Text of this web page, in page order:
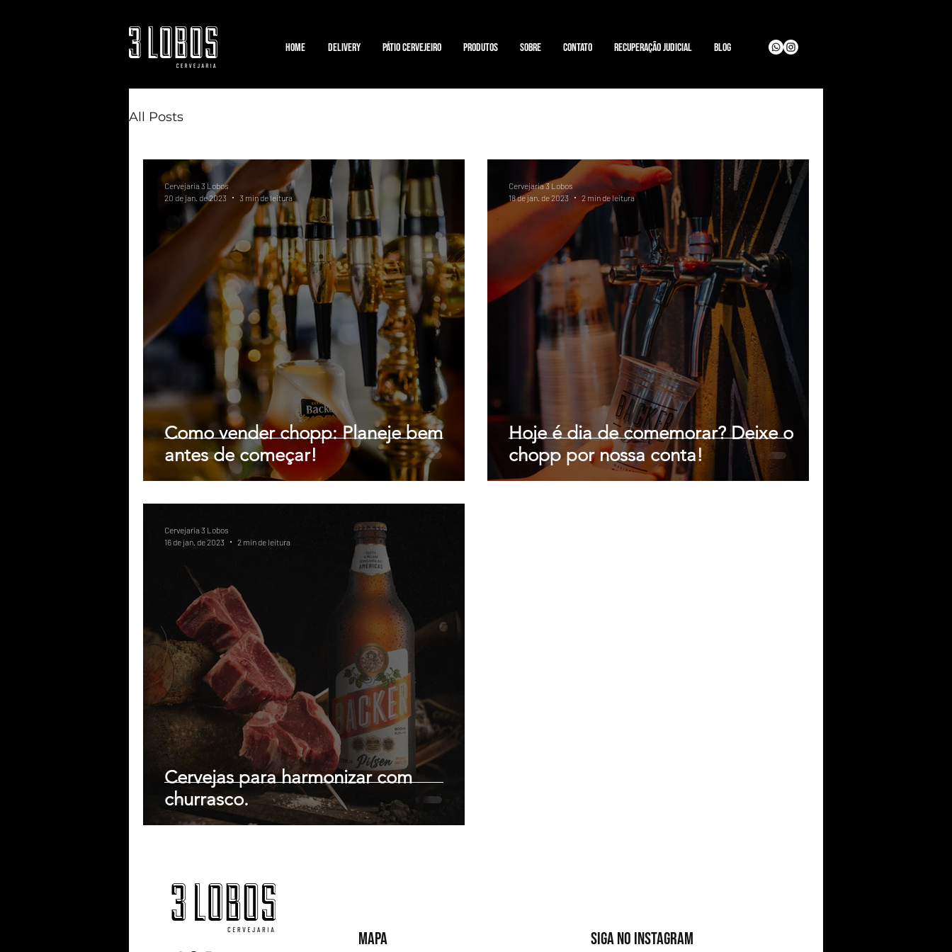
All Posts
Como vender chopp: Planeje bem
antes de começar!
Cervejaria 3 Lobos
20 de jan. de 2023
3 min de leitura
Hoje é dia de comemorar? Deixe o
chopp por nossa conta!
Cervejaria 3 Lobos
18 de jan. de 2023
2 min de leitura
Cervejas para harmonizar com
churrasco.
Cervejaria 3 Lobos
16 de jan. de 2023
2 min de leitura
Home Delivery Pátio Cervejeiro Produtos Sobre Contato Recuperação Judicial Blog
MAPA SIGA NO INSTAGRAM